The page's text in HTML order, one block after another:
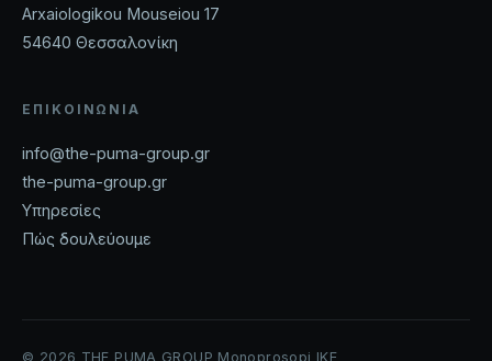
Arxaiologikou Mouseiou 17
54640 Θεσσαλονίκη
ΕΠΙΚΟΙΝΩΝΊΑ
info@the-puma-group.gr
the-puma-group.gr
Υπηρεσίες
Πώς δουλεύουμε
© 2026 THE PUMA GROUP Monoprosopi IKE